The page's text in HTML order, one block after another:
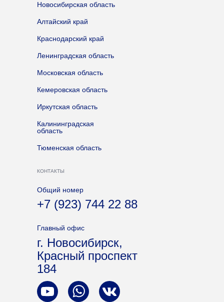
Новосибирская область
Алтайский край
Краснодарский край
Ленинградская область
Московская область
КОНТАКТЫ
Общий номер
Главный офис
+7 (923) 744 22 88
Кемеровская область
Иркутская область
Калининградская
область
Тюменская область
г. Новосибирск,
Красный проспект
184